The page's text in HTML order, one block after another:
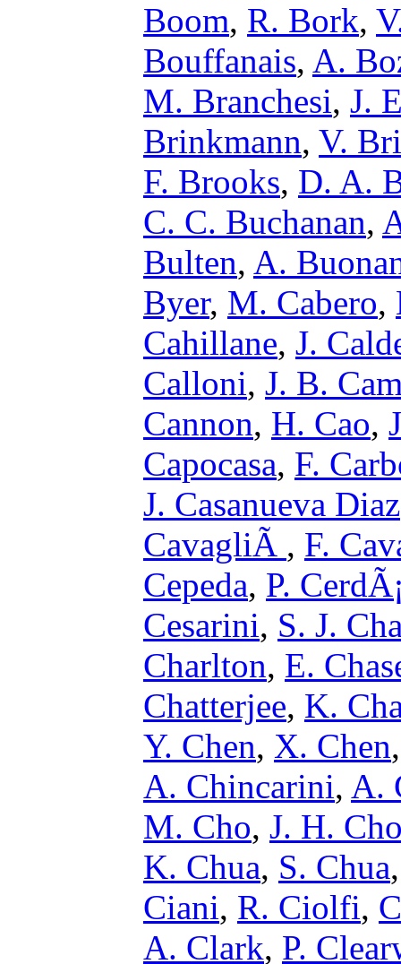
Boom, R. Bork,
Bouffanais, A.
M. Branchesi, J.
Brinkmann, V.
F. Brooks, D. A.
C. C. Buchanan,
Bulten, A.
Byer, M. Cabero,
Cahillane, J.
Calloni, J. B.
Cannon, H. Cao,
Capocasa, F.
J. Casanueva Diaz
CavagliÃ , F.
Cepeda, P.
Cesarini, S. J.
Charlton, E.
Chatterjee, K.
Y. Chen, X. Chen
A. Chincarini, A.
M. Cho, J. H.
K. Chua, S. Chua
Ciani, R. Ciolfi,
A. Clark, P.